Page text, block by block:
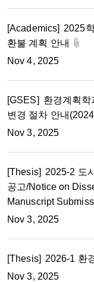
[Academics] 2025
환불 계획 안내
Nov 4, 2025
[GSES] 환경계획
변경 절차 안내
Nov 3, 2025
[Thesis] 2025-2 도
공고/Notice on
Manuscript
Nov 3, 2025
[Thesis] 2026-1 환
Nov 3, 2025